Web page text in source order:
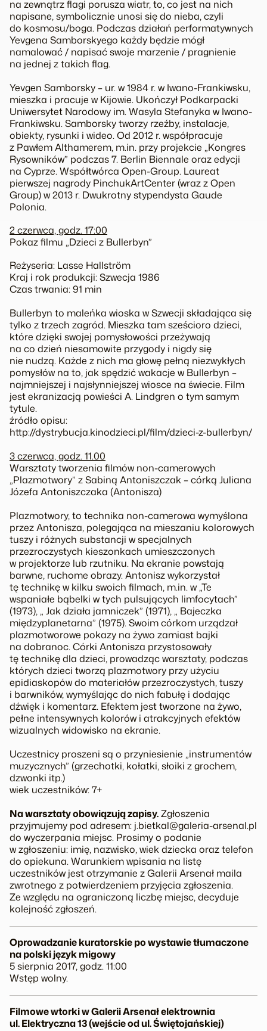
na zewnątrz flagi porusza wiatr, to, co jest na nich
napisane, symbolicznie unosi się do nieba, czyli
do kosmosu/boga. Podczas działań performatywnych
Yevgena Samborskyego każdy będzie mógł
namalować / napisać swoje marzenie / pragnienie
na jednej z takich flag.
Yevgen Samborsky – ur. w 1984 r. w Iwano-Frankiwsku,
mieszka i pracuje w Kijowie. Ukończył Podkarpacki
Uniwersytet Narodowy im. Wasyla Stefanyka w Iwano-
Frankiwsku. Samborsky tworzy rzeźby, instalacje,
obiekty, rysunki i wideo. Od 2012 r. współpracuje
z Pawłem Althamerem, m.in. przy projekcie „Kongres
Rysowników” podczas 7. Berlin Biennale oraz edycji
na Cyprze. Współtwórca Open-Group. Laureat
pierwszej nagrody PinchukArtCenter (wraz z Open
Group) w 2013 r. Dwukrotny stypendysta Gaude
Polonia.
2 czerwca, godz. 17:00
Pokaz filmu „Dzieci z Bullerbyn”
Reżyseria: Lasse Hallström
Kraj i rok produkcji: Szwecja 1986
Czas trwania: 91 min
Bullerbyn to maleńka wioska w Szwecji składająca się
tylko z trzech zagród. Mieszka tam sześcioro dzieci,
które dzięki swojej pomysłowości przeżywają
na co dzień niesamowite przygody i nigdy się
nie nudzą. Każde z nich ma głowę pełną niezwykłych
pomysłów na to, jak spędzić wakacje w Bullerbyn –
najmniejszej i najsłynniejszej wiosce na świecie. Film
jest ekranizacją powieści A. Lindgren o tym samym
tytule.
źródło opisu:
http://dystrybucja.kinodzieci.pl/film/dzieci-z-bullerbyn/
3 czerwca, godz. 11.00
Warsztaty tworzenia filmów non-camerowych
„Plazmotwory” z Sabiną Antoniszczak – córką Juliana
Józefa Antoniszczaka (Antonisza)
Plazmotwory, to technika non-camerowa wymyślona
przez Antonisza, polegająca na mieszaniu kolorowych
tuszy i różnych substancji w specjalnych
przezroczystych kieszonkach umieszczonych
w projektorze lub rzutniku. Na ekranie powstają
barwne, ruchome obrazy. Antonisz wykorzystał
tę technikę w kilku swoich filmach, m.in. w „Te
wspaniałe bąbelki w tych pulsujących limfocytach”
(1973), „ Jak działa jamniczek” (1971), „ Bajeczka
międzyplanetarna” (1975). Swoim córkom urządzał
plazmotworowe pokazy na żywo zamiast bajki
na dobranoc. Córki Antonisza przystosowały
tę technikę dla dzieci, prowadząc warsztaty, podczas
których dzieci tworzą plazmotwory przy użyciu
epidiaskopów do materiałów przezroczystych, tuszy
i barwników, wymyślając do nich fabułę i dodając
dźwięk i komentarz. Efektem jest tworzone na żywo,
pełne intensywnych kolorów i atrakcyjnych efektów
wizualnych widowisko na ekranie.
Uczestnicy proszeni są o przyniesienie „instrumentów
muzycznych” (grzechotki, kołatki, słoiki z grochem,
dzwonki itp.)
wiek uczestników: 7+
Na warsztaty obowiązują zapisy.Zgłoszenia
przyjmujemy pod adresem: j.bietkal@galeria-arsenal.pl
do wyczerpania miejsc. Prosimy o podanie
w zgłoszeniu: imię, nazwisko, wiek dziecka oraz telefon
do opiekuna. Warunkiem wpisania na listę
uczestników jest otrzymanie z Galerii Arsenał maila
zwrotnego z potwierdzeniem przyjęcia zgłoszenia.
Ze względu na ograniczoną liczbę miejsc, decyduje
kolejność zgłoszeń.
Oprowadzanie kuratorskie po wystawie tłumaczone
na polski język migowy
5 sierpnia 2017, godz. 11:00
Wstęp wolny.
Filmowe wtorki w Galerii Arsenał elektrownia
ul. Elektryczna 13 (wejście od ul. Świętojańskiej)